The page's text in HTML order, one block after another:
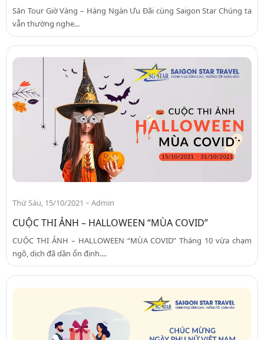
Săn Tour Giờ Vàng – Hàng Ngàn Ưu Đãi cùng Saigon Star Chúng ta
vẫn thường nghe...
Thứ Sáu, 15/10/2021 - Admin
CUỘC THI ẢNH – HALLOWEEN “MÙA COVID”
CUỘC THI ẢNH – HALLOWEEN “MÙA COVID” Tháng 10 vừa chạm
ngõ, dịch đã dần ổn định....